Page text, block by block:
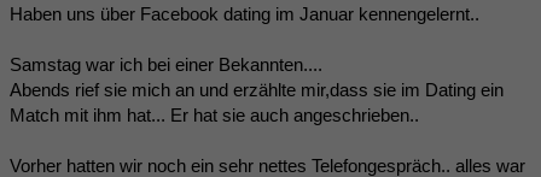
Haben uns über Facebook dating im Januar kennengelernt..
Samstag war ich bei einer Bekannten....
Abends rief sie mich an und erzählte mir,dass sie im Dating ein
Match mit ihm hat... Er hat sie auch angeschrieben..
Vorher hatten wir noch ein sehr nettes Telefongespräch.. alles war